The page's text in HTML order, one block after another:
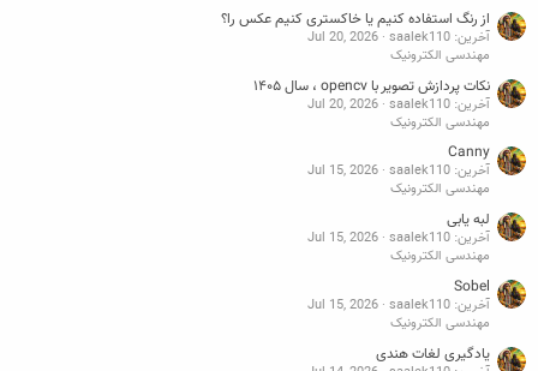
از رنگ استفاده کنیم یا خاکستری کنیم عکس را؟
آخرین: saalek110
Jul 20, 2026
مهندسی الکترونیک
نکات پردازش تصویر با opencv ، سال ۱۴۰۵
آخرین: saalek110
Jul 20, 2026
مهندسی الکترونیک
Canny
آخرین: saalek110
Jul 15, 2026
مهندسی الکترونیک
لبه یابی
آخرین: saalek110
Jul 15, 2026
مهندسی الکترونیک
Sobel
آخرین: saalek110
Jul 15, 2026
مهندسی الکترونیک
یادگیری لغات هندی